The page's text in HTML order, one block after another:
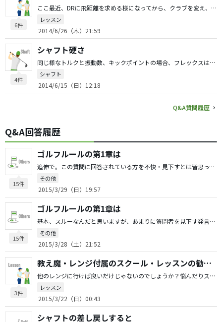
6件
ここ最近、DRに飛距離を求める様になってから、クラブを変え、シャフトを変えと色々と試しているのですが、飛距離は若干伸びたかな？と思うのですが（練習場の着弾地点より）同じぐらい大事な方向性が悪く、スイングをどう矯正していけば良いか悩んでおります。 下半身主導の意識で行くと、高い球のプッシュアウトが4割、連動してインパクトを強めると言うか若干、腕を降ると、やや低弾道の引っ掛け3割、残り2割は距離はあまり伸びず方向は、そこそこ。距離も方向も納得が1割です。 色々な矯正方法があると思うのですが、私の場合、まず何を一番重点的に修正すれば良いか御意見頂けると助かります。 HSは43〜44。現在のDRはJ BEAM 435 シャフトは初代ファイヤーの65Sです。アイアン〜UTまでは、ストレートから軽いドロー系で、特に問題なく打てていると思っています。
レッスン
2014/6/26（木）21:59
4件
シャフト硬さ
同じ様なトルクと振動数、キックポイントの場合、フレックスはどの様に選ぶべきでしょうか？ 例えば、クレイジーCB50のSRとファイヤーMAX65のSでは同じ様な数値だと思うのですが、試打する機会がないので、どの様に違いがあるか分かりません。 単純に好みなのか、柔らかめの方が良いのか？詳しい方がいらしたら教えて下さい。 自分はHS45ぐらい、先端硬めが好きなヒッタータイプです。
シャフト
2014/6/15（日）12:18
Q&A質問履歴
Q&A回答履歴
15件
ゴルフルールの第1章は
追伸で。この質問に回答されている方を不快・見下すとは皆思ってないと思います。否定的であってもキチンと丁寧に回答してますから。私も大変参考にさせて頂きましたし。
その他
2015/3/29（日）19:57
15件
ゴルフルールの第1章は
基本、スルーなんだと思いますが、あまりに質問者を見下す発言の方はどうかと思いますね。人として。そう言う方はこう言った質問には回答しませんし、回答も本質には何も触れてません。 私はネットでしか相手にされない人だと思ってるので哀れに思う様にしてます。
その他
2015/3/28（土）21:52
3件
教え魔・レンジ付属のスクール・レッスンの勧誘にうんざり。。どうすれば
他のレンジに行けば良いだけじゃないのでしょうか？悩んだりストレス溜めてる意味が分かりませんが…。
レッスン
2015/3/22（日）00:43
シャフトの差し戻しすると